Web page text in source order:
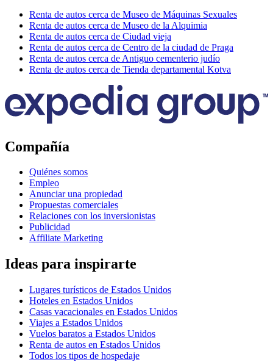
Renta de autos cerca de Museo de Máquinas Sexuales
Renta de autos cerca de Museo de la Alquimia
Renta de autos cerca de Ciudad vieja
Renta de autos cerca de Centro de la ciudad de Praga
Renta de autos cerca de Antiguo cementerio judío
Renta de autos cerca de Tienda departamental Kotva
Compañía
Quiénes somos
Empleo
Anunciar una propiedad
Propuestas comerciales
Relaciones con los inversionistas
Publicidad
Affiliate Marketing
Ideas para inspirarte
Lugares turísticos de Estados Unidos
Hoteles en Estados Unidos
Casas vacacionales en Estados Unidos
Viajes a Estados Unidos
Vuelos baratos a Estados Unidos
Renta de autos en Estados Unidos
Todos los tipos de hospedaje